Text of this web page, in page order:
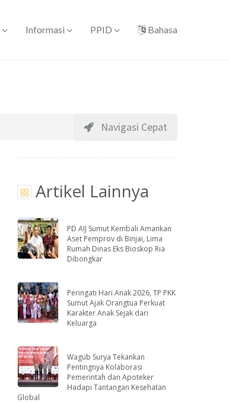
Informasi PPID Bahasa
Navigasi Cepat
Artikel Lainnya
PD AIJ Sumut Kembali Amankan
Aset Pemprov di Binjai, Lima
Rumah Dinas Eks Bioskop Ria
Dibongkar
Peringati Hari Anak 2026, TP PKK
Sumut Ajak Orangtua Perkuat
Karakter Anak Sejak dari
Keluarga
Wagub Surya Tekankan
Pentingnya Kolaborasi
Pemerintah dan Apoteker
Hadapi Tantangan Kesehatan
Global